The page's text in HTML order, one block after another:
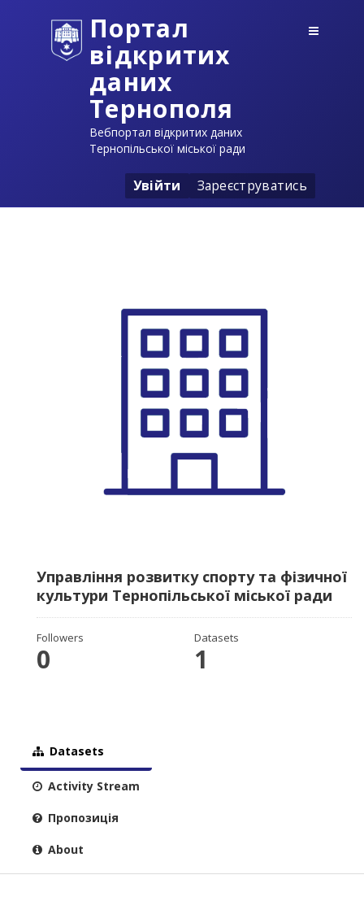
Портал
відкритих
даних
Тернополя
Вебпортал відкритих даних
Тернопільської міської ради
Увійти Зареєструватись
Управління розвитку спорту та фізичної
культури Тернопільської міської ради
Followers
0
Datasets
1
Datasets
Activity Stream
Пропозиція
About